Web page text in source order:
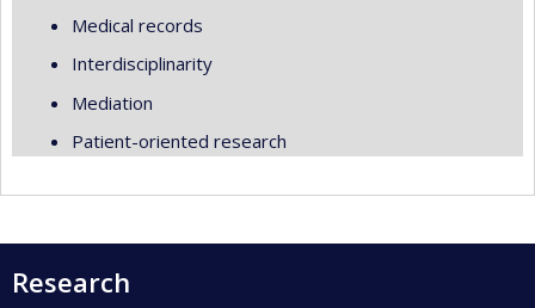
Medical records
Interdisciplinarity
Mediation
Patient-oriented research
Research